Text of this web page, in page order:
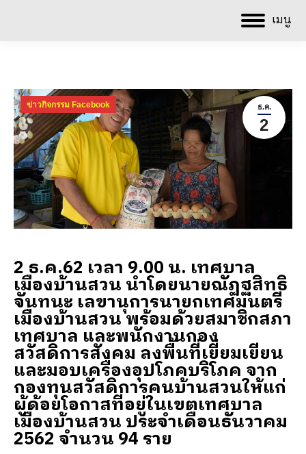
เมนู
ธ.ค.
2
ข่าวกิจกรรม Facebook
2 ธ.ค.62 เวลา 9.00 น. เทศบาล
เมืองบ้านสวน นำโดยนายณัฏฐสิทธิ
จันทนะ เลขานุการนายกเทศมนตรี
เมืองบ้านสวน พร้อมด้วยสมาชิกสภา
เทศบาล และพนักงานกอง
สวัสดิการสังคม ลงพื้นที่เยี่ยมเยียน
และมอบเครื่องอุปโภคบริโภค จาก
กองทุนสวัสดิการคนบ้านสวนให้แก่
ผู้ด้อยโอกาสที่อยู่ในเขตเทศบาล
เมืองบ้านสวน ประจำเดือนธันวาคม
2562 จำนวน 94 ราย